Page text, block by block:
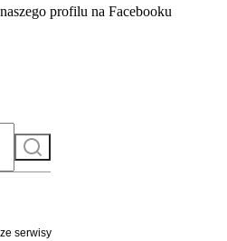
w nowej karcieprofilu na Facebooku
Szukaj
serwisu
serwisy